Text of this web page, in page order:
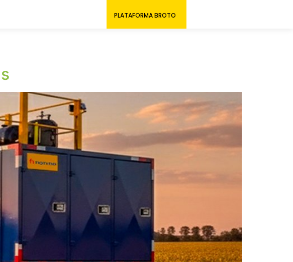
PLATAFORMA BROTO